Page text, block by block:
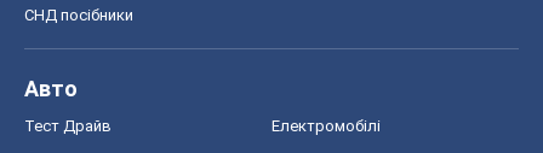
СНД посібники
Авто
Тест Драйв Електромобілі